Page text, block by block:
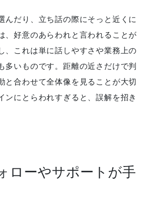
んだり、立ち話の際にそっと近くに
、好意のあらわれと言われることが
、これは単に話しやすさや業務上の
多いものです。距離の近さだけで判
と合わせて全体像を見ることが大切
ンにとらわれすぎると、誤解を招き
ローやサポートが手